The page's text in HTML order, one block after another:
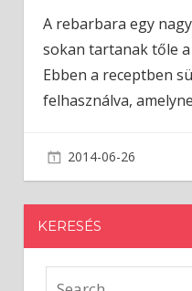
A rebarbara egy
sokan tartanak tőle
Ebben a receptben
felhasználva,
2014-06-26
KERESÉS